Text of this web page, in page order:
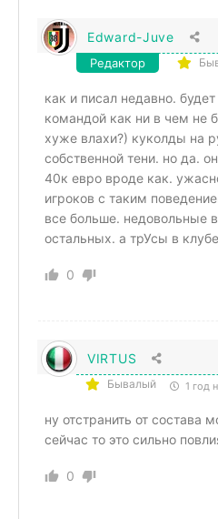
Edward-Juve
Редактор
как и писал недавно.
командой как ни в чем не
хуже влахи?) куколды на
собственной тени. но да.
40к евро вроде как.
игроков с таким
все больше. недовольные
остальных. а трУсы в
0
VIRTUS
Бывалый 1 год
ну отстранить от состава
сейчас то это сильно
0